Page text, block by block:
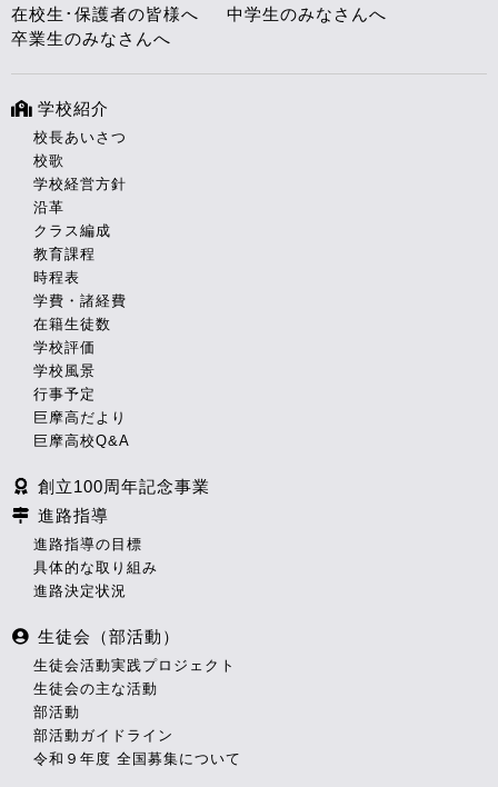
在校生･保護者の皆様へ
中学生のみなさんへ
卒業生のみなさんへ
学校紹介
校長あいさつ
校歌
学校経営方針
沿革
クラス編成
教育課程
時程表
学費・諸経費
在籍生徒数
学校評価
学校風景
行事予定
巨摩高だより
巨摩高校Q&A
創立100周年記念事業
進路指導
進路指導の目標
具体的な取り組み
進路決定状況
生徒会（部活動）
生徒会活動実践プロジェクト
生徒会の主な活動
部活動
部活動ガイドライン
令和９年度 全国募集について